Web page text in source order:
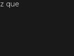
que